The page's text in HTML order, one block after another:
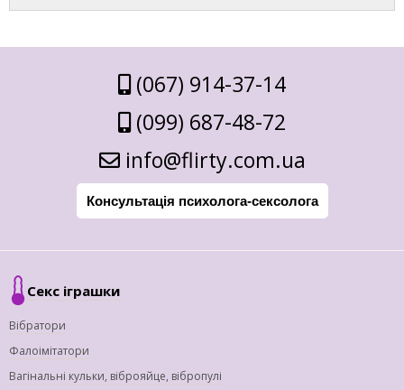
(067) 914-37-14
(099) 687-48-72
info@flirty.com.ua
Консультація психолога-сексолога
Секс іграшки
Вібратори
Фалоімітатори
Вагінальні кульки, віброяйце, вібропулі